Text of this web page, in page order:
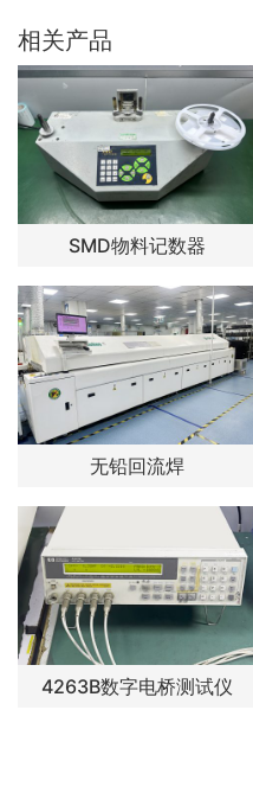
相关产品
SMD物料记数器
无铅回流焊
4263B数字电桥测试仪